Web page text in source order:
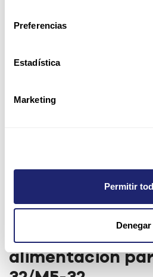
Preferencias
Estadística
Marketing
Permitir
Denegar
Oracle 7100W
AC Input Fuente
alimentación